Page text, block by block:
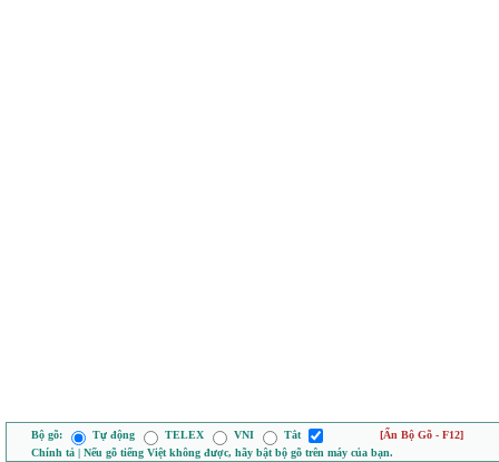
Bộ gõ: Tự động TELEX VNI Tắt
[Ẩn Bộ Gõ - F12]
Chính tả | Nếu gõ tiếng Việt không được, hãy bật bộ gõ trên máy của bạn.